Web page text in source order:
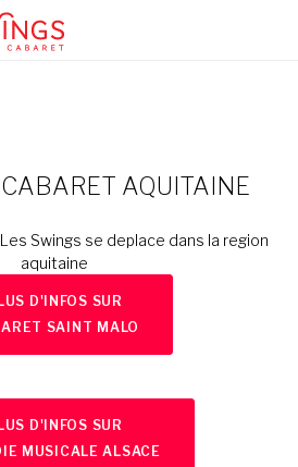
AQUITAINE
Swings se deplace dans la region
aquitaine
D'INFOS SUR
SAINT MALO
D'INFOS SUR
MUSICALE ALSACE